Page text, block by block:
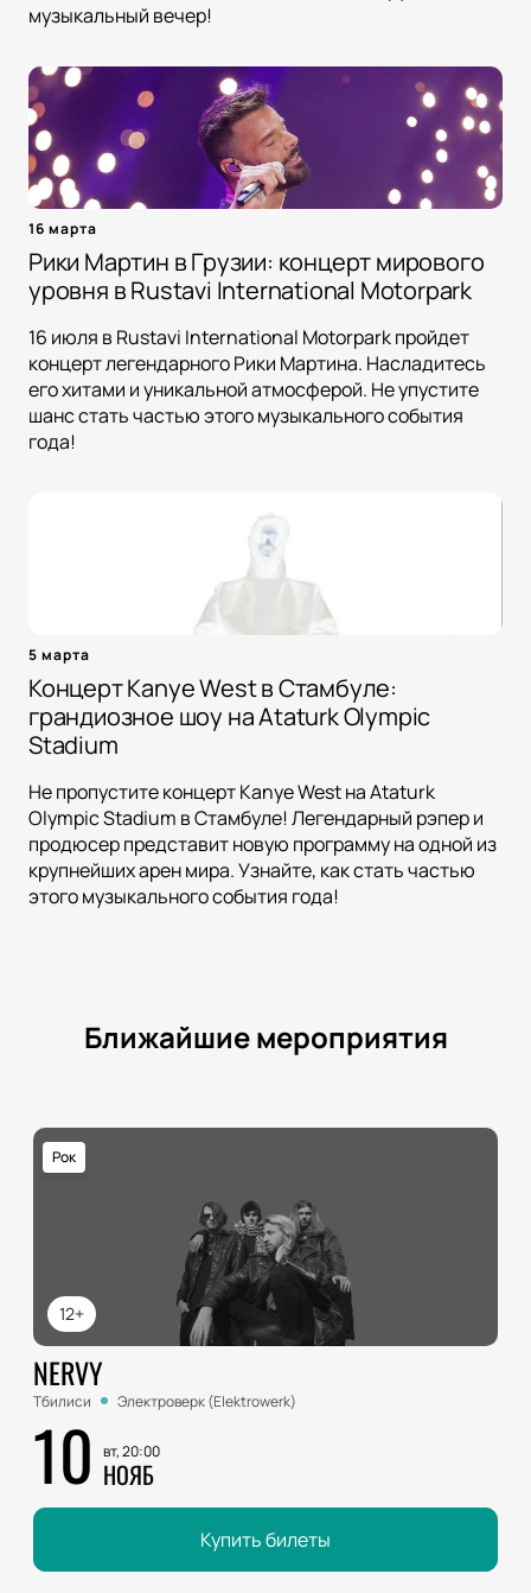
музыкальный вечер!
16 марта
Рики Мартин в Грузии: концерт мирового
уровня в Rustavi International Motorpark
16 июля в Rustavi International Motorpark пройдет
концерт легендарного Рики Мартина. Насладитесь
его хитами и уникальной атмосферой. Не упустите
шанс стать частью этого музыкального события
года!
5 марта
Концерт Kanye West в Стамбуле:
грандиозное шоу на Ataturk Olympic
Stadium
Не пропустите концерт Kanye West на Ataturk
Olympic Stadium в Стамбуле! Легендарный рэпер и
продюсер представит новую программу на одной из
крупнейших арен мира. Узнайте, как стать частью
этого музыкального события года!
Ближайшие мероприятия
12+
Рок
NERVY
Тбилиси Электроверк (Elektrowerk)
10 вт, 20:00
НОЯБ
Купить билеты